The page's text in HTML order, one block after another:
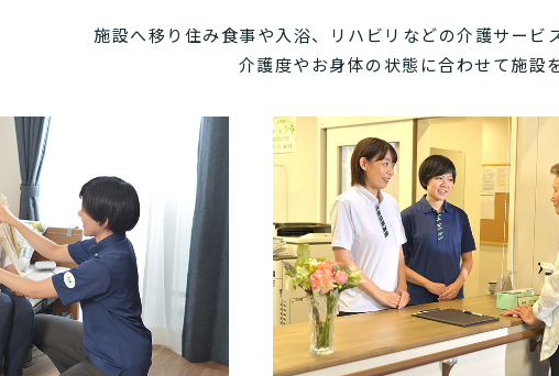
施設へ移り住み食事や入浴、リハビリなどの介護サービ
介護度やお身体の状態に合わせて施設